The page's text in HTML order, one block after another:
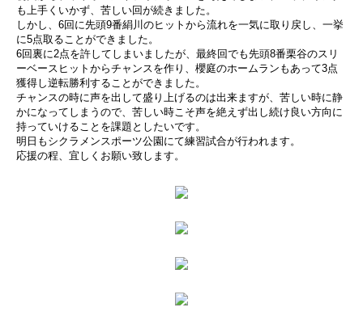
も上手くいかず、苦しい回が続きました。
しかし、6回に先頭9番絹川のヒットから流れを一気に取り戻し、一挙
に5点取ることができました。
6回裏に2点を許してしまいましたが、最終回でも先頭8番栗谷のスリ
ーベースヒットからチャンスを作り、櫻庭のホームランもあって3点
獲得し逆転勝利することができました。
チャンスの時に声を出して盛り上げるのは出来ますが、苦しい時に静
かになってしまうので、苦しい時こそ声を絶えず出し続け良い方向に
持っていけることを課題としたいです。
明日もシクラメンスポーツ公園にて練習試合が行われます。
応援の程、宜しくお願い致します。